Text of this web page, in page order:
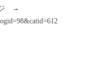
ジ →